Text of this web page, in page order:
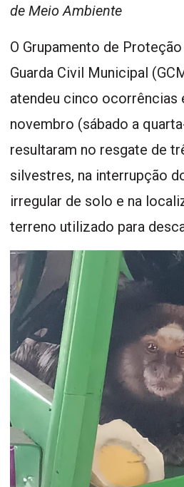
de Meio Ambiente
O Grupamento de
Guarda Civil Municipal
atendeu cinco ocorrências
novembro (sábado a
resultaram no resgate de
silvestres, na interrupção
irregular de solo e na
terreno utilizado para